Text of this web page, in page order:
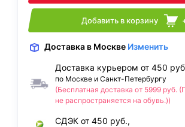
Добавить в корзину
Доставка в Москве Изменить
Доставка курьером от 450
по Москве и Санкт-Петербургу
(Бесплатная доставка от 5999 руб.
не распространяется на обувь.))
СДЭК от 450 руб.,